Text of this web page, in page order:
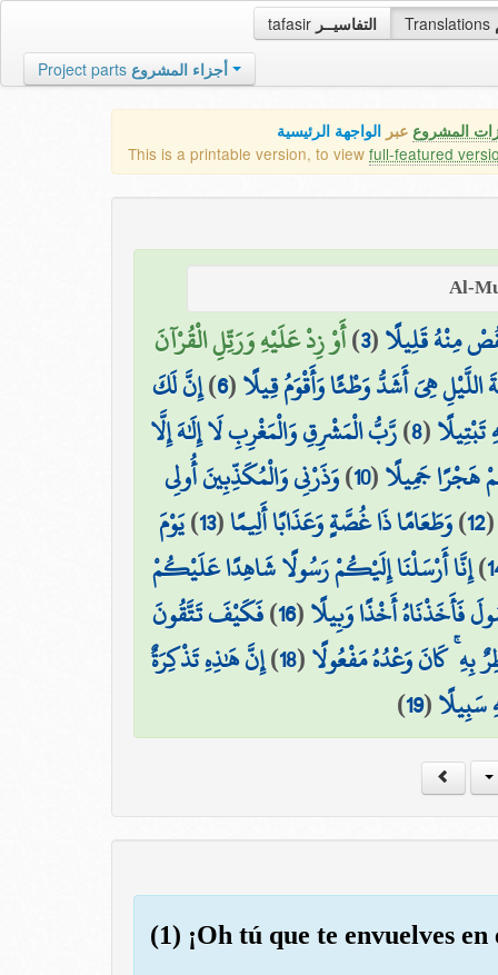
tafasir التفاسيــر Translations
Project parts أجزاء المشروع
المشروع عبر الواجهة الرئيسية
This is a printable version, to view full-featured
مِنْهُ قَلِيلًا(
3
)أَوْ زِدْ عَلَيْهِ وَرَتِّلِ الْقُرْآنَ
اللَّيْلِ هِيَ أَشَدُّ وَطْئًا وَأَقْوَمُ قِيلًا(
6
)إِنَّ لَكَ
(
8
)رَّبُّ الْمَشْرِقِ وَالْمَغْرِبِ لَا إِلَٰهَ إِلَّا
هَجْرًا جَمِيلًا(
10
)وَذَرْنِي وَالْمُكَذِّبِينَ أُولِي
12
)وَطَعَامًا ذَا غُصَّةٍ وَعَذَابًا أَلِيمًا(
13
)يَوْمَ
)إِنَّا أَرْسَلْنَا إِلَيْكُمْ رَسُولًا شَاهِدًا عَلَيْكُمْ
فَأَخَذْنَاهُ أَخْذًا وَبِيلًا(
16
)فَكَيْفَ تَتَّقُونَ
بِهِ ۚ كَانَ وَعْدُهُ مَفْعُولًا(
18
)إِنَّ هَٰذِهِ تَذْكِرَةٌ
سَبِيلًا(
19
)
(1) ¡Oh tú que te envuelves